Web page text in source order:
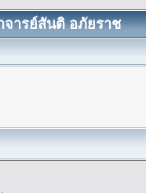
จารย์สันติ อภัยราช